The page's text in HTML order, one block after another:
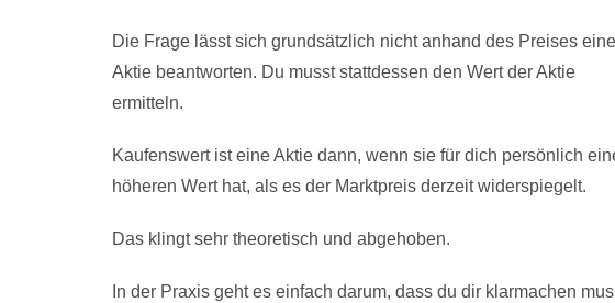
Die Frage lässt sich grundsätzlich nicht anhand des Preises
Aktie beantworten. Du musst stattdessen den Wert der Aktie
ermitteln.
Kaufenswert ist eine Aktie dann, wenn sie für dich persönlich
höheren Wert hat, als es der Marktpreis derzeit widerspiegelt.
Das klingt sehr theoretisch und abgehoben.
In der Praxis geht es einfach darum, dass du dir klarmachen